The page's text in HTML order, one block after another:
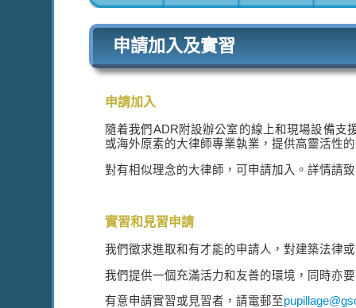
申請加入及實習
申請加入
隨着我們ADR附設辦公室的線上和現場設備支
或海外原素的大律師專業執業，提供高靈活性
對有相似理念的大律師，可申請加入。詳情請
實習和見習申請
我們徵求進取和有才能的申請人，對建築法律
我們提供一個充滿活力和友善的環境，同時亦
有意申請實習或見習者，請電郵至